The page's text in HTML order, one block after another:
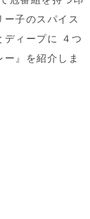
ー子のスパイス
ディープに ４つ
ー』を紹介しま